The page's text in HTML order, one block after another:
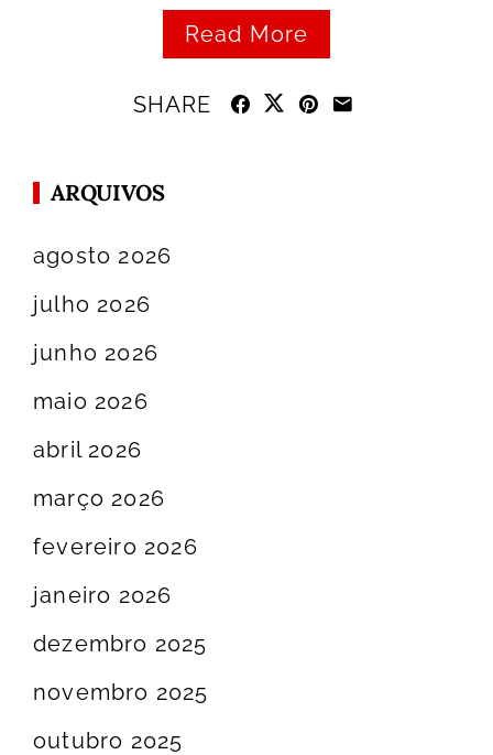
Read More
SHARE
ARQUIVOS
agosto 2026
julho 2026
junho 2026
maio 2026
abril 2026
março 2026
fevereiro 2026
janeiro 2026
dezembro 2025
novembro 2025
outubro 2025